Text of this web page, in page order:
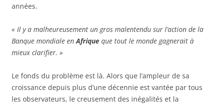
années.
« Il y a malheureusement un gros malentendu sur l’action de la
Banque mondiale enAfrique que tout le monde gagnerait à
mieux clarifier. »
Le fonds du problème est là. Alors que l’ampleur de sa
croissance depuis plus d’une décennie est vantée par tous
les observateurs, le creusement des inégalités et la